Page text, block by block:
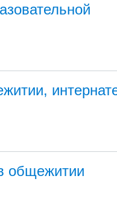
общежитии